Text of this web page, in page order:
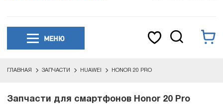
МЕНЮ
ГЛАВНАЯ ЗАПЧАСТИ HUAWEI HONOR 20 PRO
Запчасти для смартфонов Honor 20 Pro